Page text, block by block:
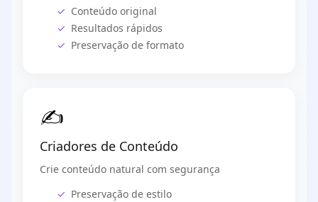
Conteúdo original
Resultados rápidos
Preservação de formato
✍️
Criadores de Conteúdo
Crie conteúdo natural com segurança
Preservação de estilo